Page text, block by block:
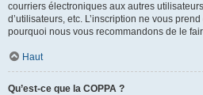
courriers électroniques aux autres
d’utilisateurs, etc. L’inscription ne vous prend
pourquoi nous vous recommandons de le
Haut
Qu’est-ce que la COPPA ?